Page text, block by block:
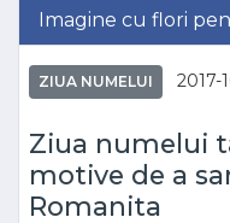
Imagine cu flori
ZIUA NUMELUI 2017-
Ziua numelui
motive de a
Romanita